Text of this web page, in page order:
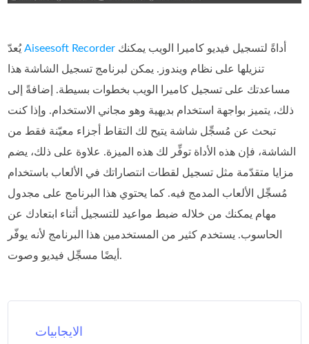
يُعدّAiseesoft Recorder
تنزيلها على نظام ويندوز. يمكن لبرنامج تسجيل الشاشة هذا
مساعدتك على تسجيل كاميرا الويب بخطوات بسيطة. إضافةً إلى
ذلك، يتميز بواجهة استخدام بديهية وهو مجاني الاستخدام. وإذا كنت
تبحث عن مُسجِّل شاشة يتيح لك التقاط أجزاء معيّنة فقط من
الشاشة، فإن هذه الأداة توفِّر لك هذه الميزة. علاوة على ذلك، يضم
مزايا متقدّمة مثل تسجيل لقطات انتصاراتك في الألعاب باستخدام
مُسجِّل الألعاب المدمج فيه. كما يحتوي هذا البرنامج على مجدول
مهام يمكنك من خلاله ضبط مواعيد للتسجيل أثناء ابتعادك عن
الحاسوب. يستخدم كثير من المستخدمين هذا البرنامج لأنه يوفّر
أيضًا مسجِّل فيديو وصوت.
الايجابيات